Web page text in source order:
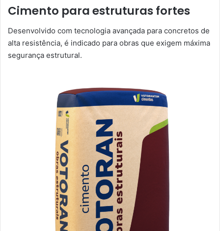
Cimento para estruturas fortes
Desenvolvido com tecnologia avançada para concretos de
alta resistência, é indicado para obras que exigem máxima
segurança estrutural.